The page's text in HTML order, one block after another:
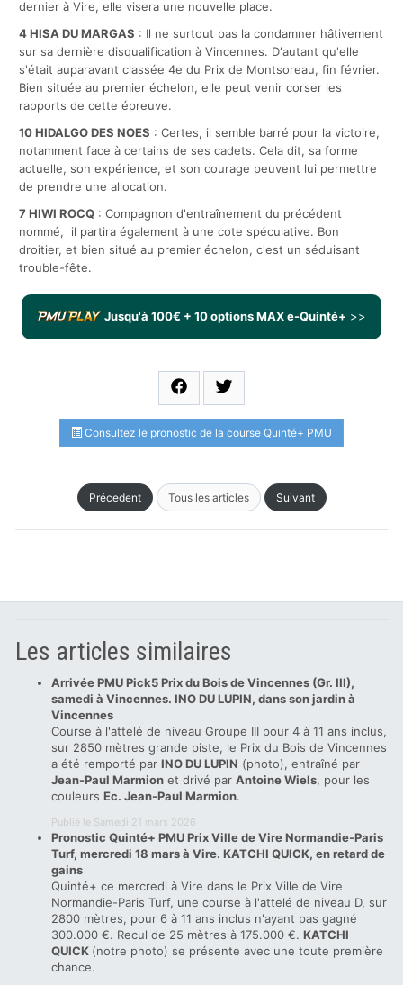
dernier à Vire, elle visera une nouvelle place.
4HISA DU MARGAS : Il ne surtout pas la condamner hâtivement
sur sa dernière disqualification à Vincennes. D'autant qu'elle
s'était auparavant classée 4e du Prix de Montsoreau, fin février.
Bien située au premier échelon, elle peut venir corser les
rapports de cette épreuve.
10HIDALGO DES NOES : Certes, il semble barré pour la victoire,
notamment face à certains de ses cadets. Cela dit, sa forme
actuelle, son expérience, et son courage peuvent lui permettre
de prendre une allocation.
7 HIWI ROCQ : Compagnon d'entraînement du précédent
nommé, il partira également à une cote spéculative. Bon
droitier, et bien situé au premier échelon, c'est un séduisant
trouble-fête.
Jusqu'à 100€ + 10 options MAX e-Quinté+ >>
Consultez le pronostic de la course Quinté+ PMU
Précedent Tous les articles Suivant
Les articles similaires
Arrivée PMU Pick5 Prix du Bois de Vincennes (Gr. III),
samedi à Vincennes. INO DU LUPIN, dans son jardin à
Vincennes
Course à l'attelé de niveau Groupe III pour 4 à 11 ans inclus,
sur 2850 mètres grande piste, le Prix du Bois de Vincennes
a été remporté par INO DU LUPIN (photo), entraîné par
Jean-Paul Marmion et drivé par Antoine Wiels, pour les
couleurs Ec. Jean-Paul Marmion.
Publié le Samedi 21 mars 2026
Pronostic Quinté+ PMU Prix Ville de Vire Normandie-Paris
Turf, mercredi 18 mars à Vire. KATCHI QUICK, en retard de
gains
Quinté+ ce mercredi à Vire dans le Prix Ville de Vire
Normandie-Paris Turf, une course à l'attelé de niveau D, sur
2800 mètres, pour 6 à 11 ans inclus n'ayant pas gagné
300.000 €. Recul de 25 mètres à 175.000 €. KATCHI
QUICK (notre photo) se présente avec une toute première
chance.